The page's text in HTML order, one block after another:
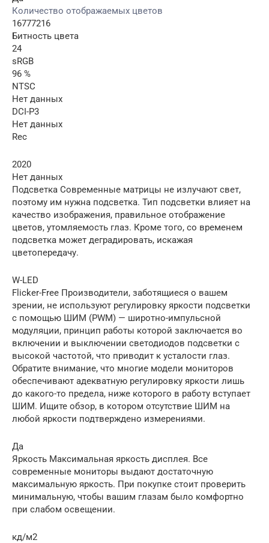
Количество отображаемых цветов
16777216
Битность цвета
24
sRGB
96 %
NTSC
Нет данных
DCI-P3
Нет данных
Rec
2020
Нет данных
Подсветка Современные матрицы не излучают свет,
поэтому им нужна подсветка. Тип подсветки влияет на
качество изображения, правильное отображение
цветов, утомляемость глаз. Кроме того, со временем
подсветка может деградировать, искажая
цветопередачу.
W-LED
Flicker-Free Производители, заботящиеся о вашем
зрении, не используют регулировку яркости подсветки
с помощью ШИМ (PWM) — широтно-импульсной
модуляции, принцип работы которой заключается во
включении и выключении светодиодов подсветки с
высокой частотой, что приводит к усталости глаз.
Обратите внимание, что многие модели мониторов
обеспечивают адекватную регулировку яркости лишь
до какого-то предела, ниже которого в работу вступает
ШИМ. Ищите обзор, в котором отсутствие ШИМ на
любой яркости подтверждено измерениями.
Да
Яркость Максимальная яркость дисплея. Все
современные мониторы выдают достаточную
максимальную яркость. При покупке стоит проверить
минимальную, чтобы вашим глазам было комфортно
при слабом освещении.
кд/м2